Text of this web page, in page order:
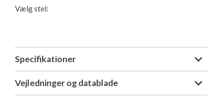
Vælg stel:
Specifikationer
Vejledninger og datablade